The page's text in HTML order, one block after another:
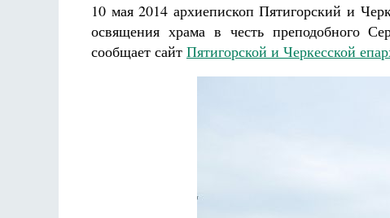
10 мая 2014 архиепископ Пятигорский и
освящения храма в честь преподобного
сообщает сайт Пятигорской и Черкесской